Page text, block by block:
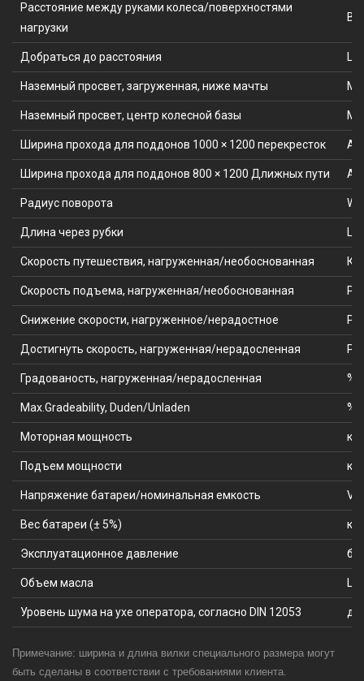
Расстояние между руками колеса/поверхностями
нагрузки
Добраться до расстояния
Наземный просвет, загруженная, ниже мачты
Наземный просвет, центр колесной базы
Ширина прохода для поддонов 1000 × 1200 перекресток
Ширина прохода для поддонов 800 × 1200 Длижных пути
Радиус поворота
Длина через рубки
Скорость путешествия, нагруженная/необоснованная
Скорость подъема, нагруженная/необоснованная РС
Снижение скорости, нагруженное/нерадостное РС
Достигнуть скорость, нагруженная/нерадосленная РС
Градованость, нагруженная/нерадосленная %
Max.Gradeability, Duden/Unladen %
Моторная мощность
Подъем мощности
Напряжение батареи/номинальная емкость V/
Вес батареи (± 5%) кг
Эксплуатационное давление
Объем масла
Уровень шума на ухе оператора, согласно DIN 12053 дБ
Примечание: ширина и длина вилки специального размера могут
быть сделаны в соответствии с требованиями клиента.